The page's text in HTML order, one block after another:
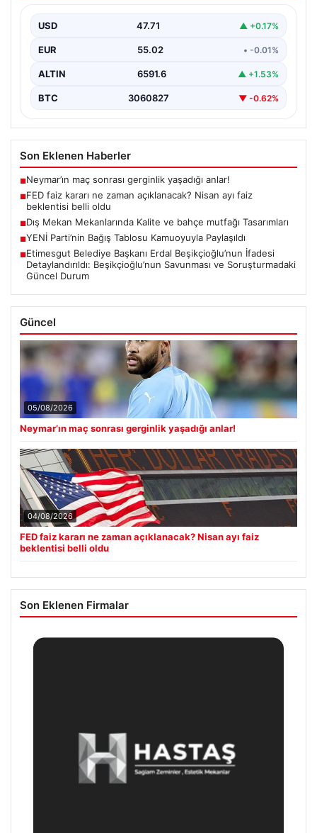
USD 47.71 ▲ +0.17%
EUR 55.02 • -0.01%
ALTIN 6591.6 ▲ +1.53%
BTC 3060827 ▼ -0.62%
Son Eklenen Haberler
■Neymar’ın maç sonrası gerginlik yaşadığı anlar!
■FED faiz kararı ne zaman açıklanacak? Nisan ayı faiz
beklentisi belli oldu
■Dış Mekan Mekanlarında Kalite ve bahçe mutfağı Tasarımları
■YENİ Parti’nin Bağış Tablosu Kamuoyuyla Paylaşıldı
■Etimesgut Belediye Başkanı Erdal Beşikçioğlu’nun İfadesi
Detaylandırıldı: Beşikçioğlu’nun Savunması ve Soruşturmadaki
Güncel Durum
Güncel
05/08/2026
Neymar’ın maç sonrası gerginlik yaşadığı anlar!
04/08/2026
FED faiz kararı ne zaman açıklanacak? Nisan ayı faiz
beklentisi belli oldu
Son Eklenen Firmalar